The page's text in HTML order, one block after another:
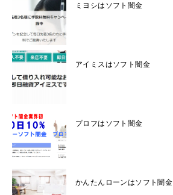
ミヨシはソフト闇金
アイミスはソフト闇金
プロフはソフト闇金
かんたんローンはソフト闇金